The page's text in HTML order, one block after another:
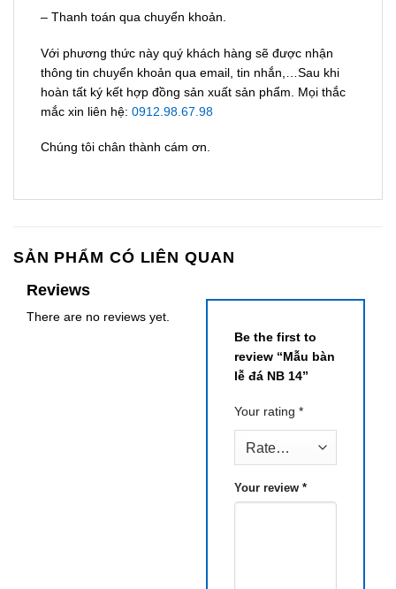
– Thanh toán qua chuyển khoản.
Với phương thức này quý khách hàng sẽ được nhận
thông tin chuyển khoản qua email, tin nhắn,…Sau khi
hoàn tất ký kết hợp đồng sản xuất sản phẩm. Mọi thắc
mắc xin liên hệ: 0912.98.67.98
Chúng tôi chân thành cám ơn.
SẢN PHẨM CÓ LIÊN QUAN
Reviews
There are no reviews yet.
Be the first to
review “Mẫu bàn
lễ đá NB 14”
Your rating *
Your review *